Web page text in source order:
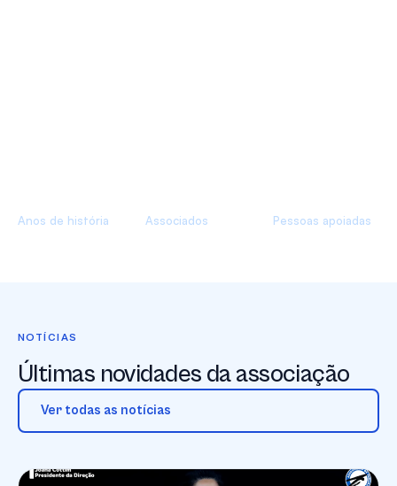
Anos de história Associados Pessoas apoiadas
NOTÍCIAS
Últimas novidades da associação
Ver todas as notícias